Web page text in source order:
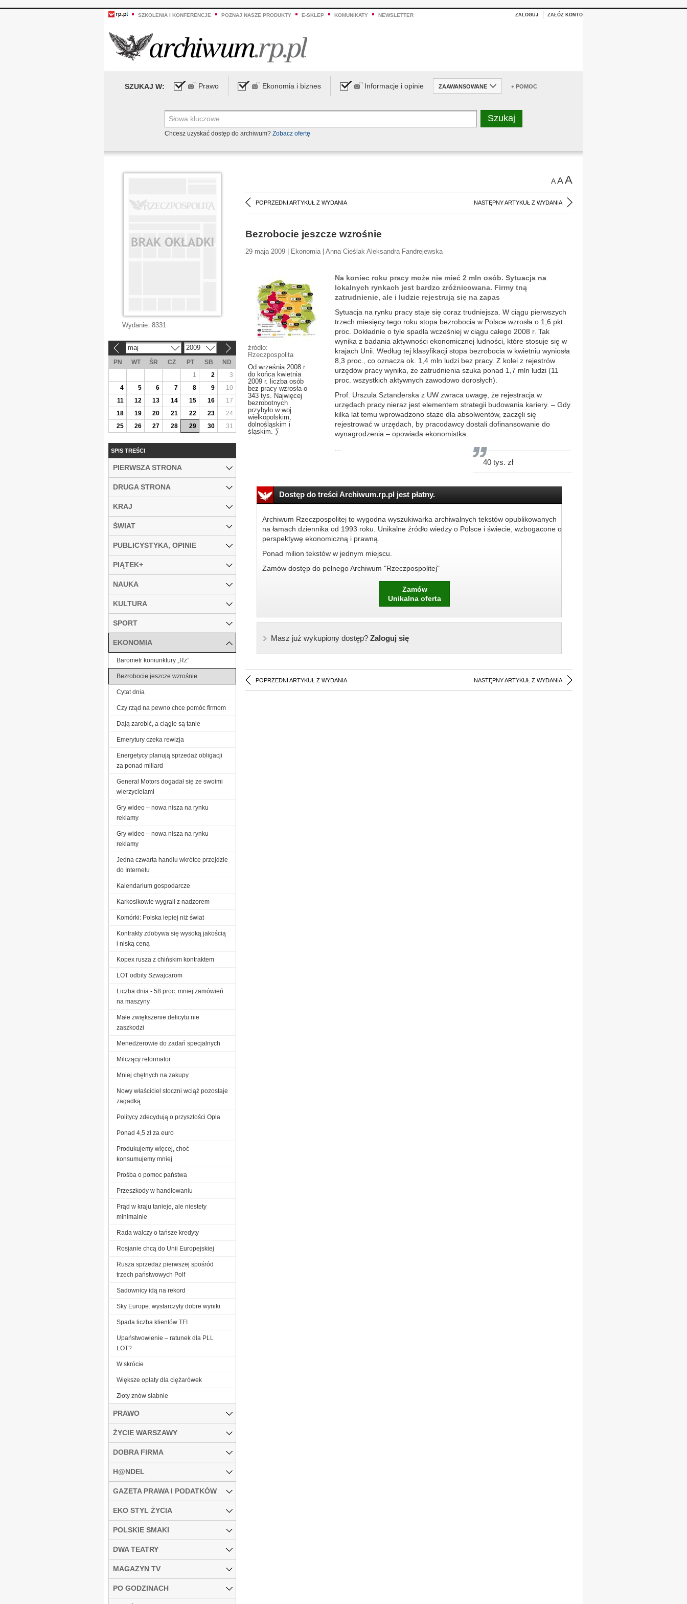
SZKOLENIA I KONFERENCJE POZNAJ NASZE PRODUKTY E-SKLEP KOMUNIKATY NEWSLETTER ZALOGUJ ZAŁÓŻ KONTO
SZUKAJ W: Prawo Ekonomia i biznes Informacje i opinie ZAAWANSOWANE + POMOC
Chcesz uzyskać dostęp do archiwum? Zobacz ofertę
AAA
POPRZEDNI ARTYKUŁ Z WYDANIA NASTĘPNY ARTYKUŁ Z WYDANIA
Bezrobocie jeszcze wzrośnie
29 maja 2009 | Ekonomia | Anna Cieślak Aleksandra Fandrejewska
źródło:
Rzeczpospolita
Od września 2008 r.
do końca kwietnia
2009 r. liczba osób
bez pracy wzrosła o
343 tys. Najwięcej
bezrobotnych
przybyło w woj.
wielkopolskim,
dolnośląskim i
śląskim. ∑
Na koniec roku pracy może nie mieć 2 mln osób. Sytuacja na
lokalnych rynkach jest bardzo zróżnicowana. Firmy tną
zatrudnienie, ale i ludzie rejestrują się na zapas
Sytuacja na rynku pracy staje się coraz trudniejsza. W ciągu pierwszych
trzech miesięcy tego roku stopa bezrobocia w Polsce wzrosła o 1,6 pkt
proc. Dokładnie o tyle spadła wcześniej w ciągu całego 2008 r. Tak
wynika z badania aktywności ekonomicznej ludności, które stosuje się w
krajach Unii. Według tej klasyfikacji stopa bezrobocia w kwietniu wyniosła
8,3 proc., co oznacza ok. 1,4 mln ludzi bez pracy. Z kolei z rejestrów
urzędów pracy wynika, że zatrudnienia szuka ponad 1,7 mln ludzi (11
proc. wszystkich aktywnych zawodowo dorosłych).
Prof. Urszula Sztanderska z UW zwraca uwagę, że rejestracja w
urzędach pracy nieraz jest elementem strategii budowania kariery. – Gdy
kilka lat temu wprowadzono staże dla absolwentów, zaczęli się
rejestrować w urzędach, by pracodawcy dostali dofinansowanie do
wynagrodzenia – opowiada ekonomistka.
40 tys. zł
Dostęp do treści Archiwum.rp.pl jest płatny.
Archiwum Rzeczpospolitej to wygodna wyszukiwarka archiwalnych tekstów opublikowanych
na łamach dziennika od 1993 roku. Unikalne źródło wiedzy o Polsce i świecie, wzbogacone o
perspektywę ekonomiczną i prawną.
Ponad milion tekstów w jednym miejscu.
Zamów dostęp do pełnego Archiwum "Rzeczpospolitej"
Zamów
Unikalna oferta
Masz już wykupiony dostęp?Zaloguj się
POPRZEDNI ARTYKUŁ Z WYDANIA NASTĘPNY ARTYKUŁ Z WYDANIA
Wydanie: 8331
maj 2009
PN WT ŚR CZ PT SB
ND
1
2
3
4
5 6 7 8 9
10
11
12 13 14 15 16
17
18
19 20 21 22 23
24
25
26 27 28 29 30 31
SPIS TREŚCI
PIERWSZA STRONA
DRUGA STRONA
KRAJ
ŚWIAT
PUBLICYSTYKA, OPINIE
PIĄTEK+
NAUKA
KULTURA
SPORT
EKONOMIA
Barometr koniunktury „Rz”
Bezrobocie jeszcze wzrośnie
Cytat dnia
Czy rząd na pewno chce pomóc firmom
Dają zarobić, a ciągle są tanie
Emerytury czeka rewizja
Energetycy planują sprzedaż obligacji
za ponad miliard
General Motors dogadał się ze swoimi
wierzycielami
Gry wideo – nowa nisza na rynku
reklamy
Gry wideo – nowa nisza na rynku
reklamy
Jedna czwarta handlu wkrótce przejdzie
do Internetu
Kalendarium gospodarcze
Karkosikowie wygrali z nadzorem
Komórki: Polska lepiej niż świat
Kontrakty zdobywa się wysoką jakością
i niską ceną
Kopex rusza z chińskim kontraktem
LOT odbity Szwajcarom
Liczba dnia - 58 proc. mniej zamówień
na maszyny
Małe zwiększenie deficytu nie
zaszkodzi
Menedżerowie do zadań specjalnych
Milczący reformator
Mniej chętnych na zakupy
Nowy właściciel stoczni wciąż pozostaje
zagadką
Politycy zdecydują o przyszłości Opla
Ponad 4,5 zł za euro
Produkujemy więcej, choć
konsumujemy mniej
Prośba o pomoc państwa
Przeszkody w handlowaniu
Prąd w kraju tanieje, ale niestety
minimalnie
Rada walczy o tańsze kredyty
Rosjanie chcą do Unii Europejskiej
Rusza sprzedaż pierwszej spośród
trzech państwowych Polf
Sadownicy idą na rekord
Sky Europe: wystarczyły dobre wyniki
Spada liczba klientów TFI
Upaństwowienie – ratunek dla PLL
LOT?
W skrócie
Większe opłaty dla ciężarówek
Złoty znów słabnie
PRAWO
ŻYCIE WARSZAWY
DOBRA FIRMA
H@NDEL
GAZETA PRAWA I PODATKÓW
EKO STYL ŻYCIA
POLSKIE SMAKI
DWA TEATRY
MAGAZYN TV
PO GODZINACH